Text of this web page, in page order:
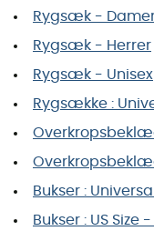
Rygsæk -
Rygsæk - Herrer
Rygsæk - Unisex
Rygsække :
Bukser :
Bukser : US Size